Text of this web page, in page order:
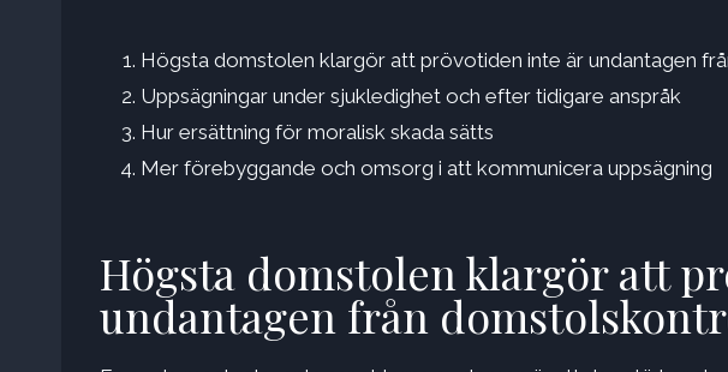
Högsta domstolen klargör att prövotiden inte är undantagen
Uppsägningar under sjukledighet och efter tidigare anspråk
Hur ersättning för moralisk skada sätts
Mer förebyggande och omsorg i att kommunicera uppsägning
Högsta domstolen klargör att
undantagen från